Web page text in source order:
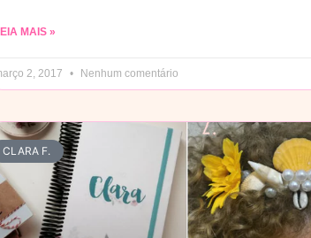
MAIS »
2, 2017 Nenhum comentário
CLARA F.